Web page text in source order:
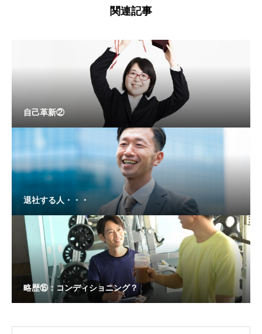
関連記事
自己革新②
退社する人・・・
略歴⑮：コンディショニング？